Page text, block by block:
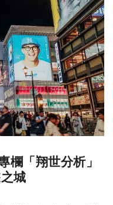
欄「翔世分析」
城